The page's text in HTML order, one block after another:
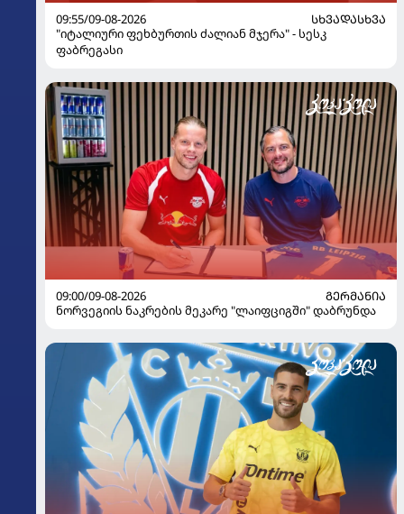
09:55/09-08-2026
ᲡᲮᲕᲐᲓᲐᲡᲮᲕᲐ
"იტალიური ფეხბურთის ძალიან მჯერა" - სესკ
ფაბრეგასი
09:00/09-08-2026
ᲒᲔᲠᲛᲐᲜᲘᲐ
ნორვეგიის ნაკრების მეკარე "ლაიფციგში" დაბრუნდა